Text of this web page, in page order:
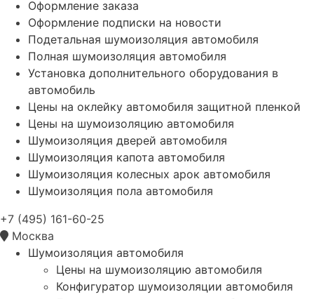
Оформление заказа
Оформление подписки на новости
Подетальная шумоизоляция автомобиля
Полная шумоизоляция автомобиля
Установка дополнительного оборудования в
автомобиль
Цены на оклейку автомобиля защитной пленкой
Цены на шумоизоляцию автомобиля
Шумоизоляция дверей автомобиля
Шумоизоляция капота автомобиля
Шумоизоляция колесных арок автомобиля
Шумоизоляция пола автомобиля
+7 (495) 161-60-25
Москва
Шумоизоляция автомобиля
Цены на шумоизоляцию автомобиля
Конфигуратор шумоизоляции автомобиля